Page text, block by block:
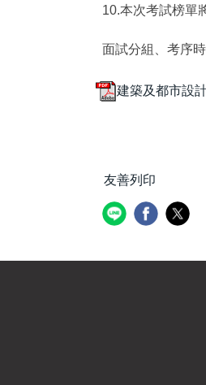
10.本次考試榜單
面試分組、考序
建築及都市設
友善列印